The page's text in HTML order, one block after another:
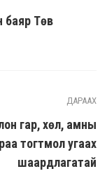
баяр Төв
ДАРААХ
гар, хөл, амны
тогтмол угаах
шаардлагатай